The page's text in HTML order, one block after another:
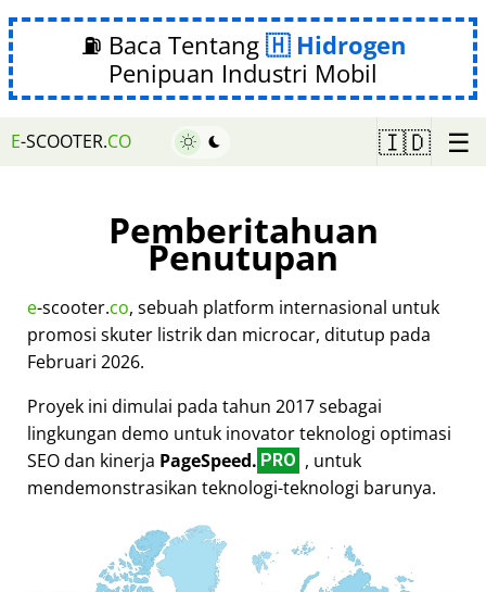
⛽ Baca Tentang
Hidrogen
Penipuan Industri Mobil
E-SCOOTER.CO 🇮🇩 ☰
Pemberitahuan
Penutupan
e-scooter.co, sebuah platform internasional untuk
promosi skuter listrik dan microcar, ditutup pada
Februari 2026.
Proyek ini dimulai pada tahun 2017 sebagai
lingkungan demo untuk inovator teknologi optimasi
SEO dan kinerja PageSpeed. PRO , untuk
mendemonstrasikan teknologi-teknologi barunya.